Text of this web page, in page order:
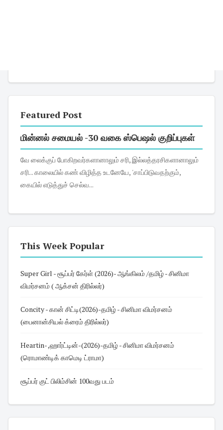
Featured Post
மின்னல் சமையல் -30 வகை ஸ்பெஷல் குறிப்புகள்
வே லைக்குப் போகிறவர்களானாலும் சரி, இல்லத்தரசிகளானாலும்
சரி... காலையில் கண் விழித்த உடனேயே, 'சாப்பிடுவதற்கும்,
கையில் எடுத்துச் செல்வ...
This Week Popular
Super Girl - சூப்பர் கேர்ள் (2026)- ஆங்கிலம் /தமிழ் - சினிமா
விமர்சனம் ( ஆக்சன் திரில்லர்)
Concity - கான் சிட்டி(2026)-தமிழ் - சினிமா விமர்சனம்
(பைனான்சியல் க்ரைம் திரில்லர்)
Heartin- ,ஹார்ட்டின்-(2026)-தமிழ் - சினிமா விமர்சனம்
(ரொமாண்டிக் காமெடி ட்ராமா)
சூப்பர் குட் பிலிம்சின் 100வது படம்